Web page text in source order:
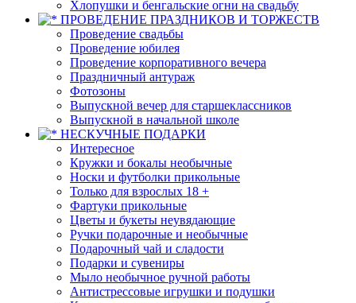
Хлопушки и бенгальские огни на свадьбу
ПРОВЕДЕНИЕ ПРАЗДНИКОВ И ТОРЖЕСТВ
Проведение свадьбы
Проведение юбилея
Проведение корпоративного вечера
Праздничный антураж
Фотозоны
Выпускной вечер для старшеклассников
Выпускной в начальной школе
НЕСКУЧНЫЕ ПОДАРКИ
Интересное
Кружки и бокалы необычные
Носки и футболки прикольные
Только для взрослых 18 +
Фартуки прикольные
Цветы и букеты неувядающие
Ручки подарочные и необычные
Подарочный чай и сладости
Подарки и сувениры
Мыло необычное ручной работы
Антистрессовые игрушки и подушки